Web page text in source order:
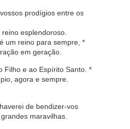
prodígios entre os
esplendoroso.
um reino para sempre, *
em geração.
Filho e ao Espírito Santo. *
agora e sempre.
de bendizer-vos
maravilhas.